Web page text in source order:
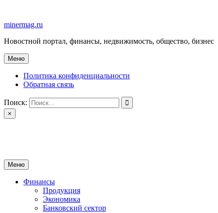
содержимому
minermag.ru
Новостной портал, финансы, недвижимость, общество, бизнес
Меню
Политика конфиденциальности
Обратная связь
Поиск:
×
Меню
Финансы
Продукция
Экономика
Банковский сектор